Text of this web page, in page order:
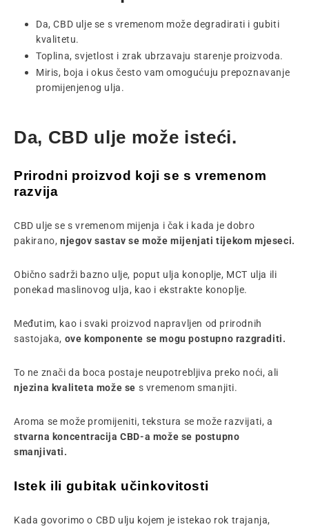
Da, CBD ulje se s vremenom može degradirati i gubiti
kvalitetu.
Toplina, svjetlost i zrak ubrzavaju starenje proizvoda.
Miris, boja i okus često vam omogućuju prepoznavanje
promijenjenog ulja.
Da, CBD ulje može isteći.
Prirodni proizvod koji se s vremenom
razvija
CBD ulje se s vremenom mijenja i čak i kada je dobro
pakirano, njegov sastav se može mijenjati tijekom mjeseci.
Obično sadrži bazno ulje, poput ulja konoplje, MCT ulja ili
ponekad maslinovog ulja, kao i ekstrakte konoplje.
Međutim, kao i svaki proizvod napravljen od prirodnih
sastojaka, ove komponente se mogu postupno razgraditi.
To ne znači da boca postaje neupotrebljiva preko noći, ali
njezina kvaliteta može se s vremenom smanjiti.
Aroma se može promijeniti, tekstura se može razvijati, a
stvarna koncentracija CBD-a može se postupno
smanjivati.
Istek ili gubitak učinkovitosti
Kada govorimo o CBD ulju kojem je istekao rok trajanja,